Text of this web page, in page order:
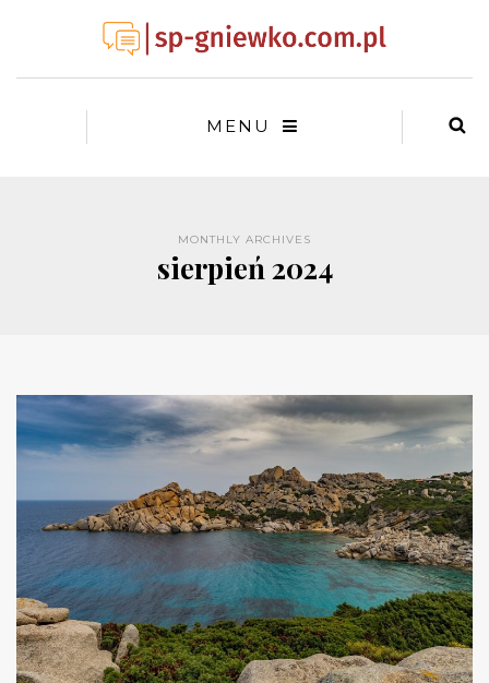
MENU
MONTHLY ARCHIVES
sierpień 2024